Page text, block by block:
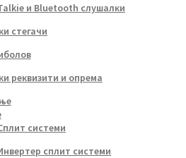
и Bluetooth слушалки
стегачи
реквизити и опрема
системи
сплит системи